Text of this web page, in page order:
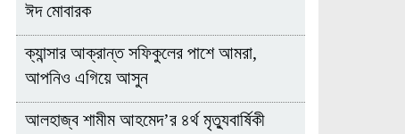
ঈদ মোবারক
ক্যান্সার আক্রান্ত সফিকুলের পাশে আমরা,
আপনিও এগিয়ে আসুন
আলহাজ্ব শামীম আহমেদ’র ৪র্থ মৃত্যুবার্ষিকী